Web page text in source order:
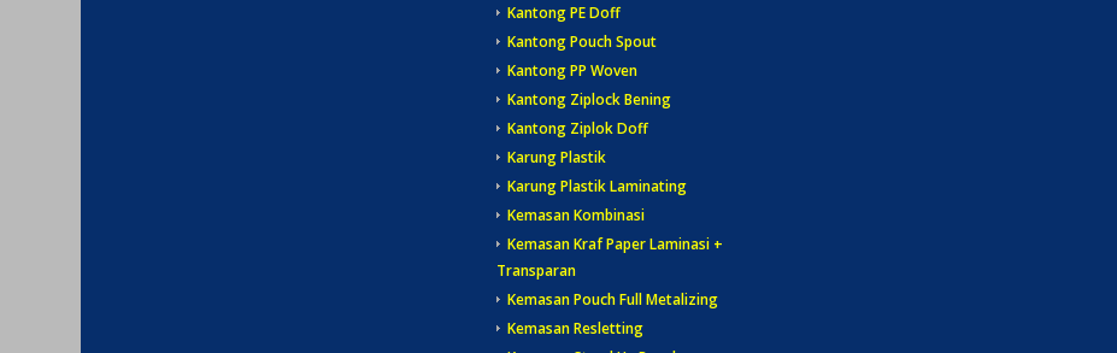
Kantong PE Doff
Kantong Pouch Spout
Kantong PP Woven
Kantong Ziplock Bening
Kantong Ziplok Doff
Karung Plastik
Karung Plastik Laminating
Kemasan Kombinasi
Kemasan Kraf Paper Laminasi +
Transparan
Kemasan Pouch Full Metalizing
Kemasan Resletting